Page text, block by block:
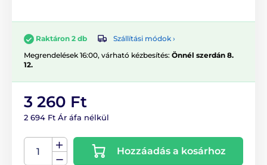
Raktáron 2 db
Szállítási módok ›
Megrendelések 16:00, várható kézbesítés: Önnél szerdán 8.
12.
3 260 Ft
2 694 Ft Ár áfa nélkül
Hozzáadás a kosárhoz